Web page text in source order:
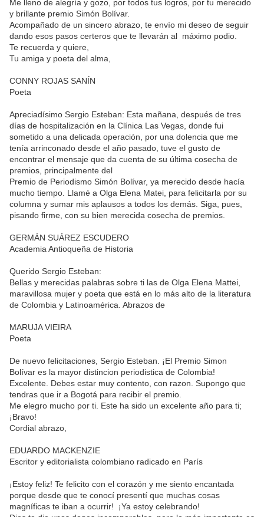
Me lleno de alegría y gozo, por todos tus logros, por tu merecido
y brillante premio Simón Bolívar.
Acompañado de un sincero abrazo, te envío mi deseo de seguir
dando esos pasos certeros que te llevarán al máximo podio.
Te recuerda y quiere,
Tu amiga y poeta del alma,
CONNY ROJAS SANÍN
Poeta
Apreciadísimo Sergio Esteban: Esta mañana, después de tres
días de hospitalización en la Clínica Las Vegas, donde fui
sometido a una delicada operación, por una dolencia que me
tenía arrinconado desde el año pasado, tuve el gusto de
encontrar el mensaje que da cuenta de su última cosecha de
premios, principalmente del
Premio de Periodismo Simón Bolívar, ya merecido desde hacía
mucho tiempo. Llamé a Olga Elena Matei, para felicitarla por su
columna y sumar mis aplausos a todos los demás. Siga, pues,
pisando firme, con su bien merecida cosecha de premios.
GERMÁN SUÁREZ ESCUDERO
Academia Antioqueña de Historia
Querido Sergio Esteban:
Bellas y merecidas palabras sobre ti las de Olga Elena Mattei,
maravillosa mujer y poeta que está en lo más alto de la literatura
de Colombia y Latinoamérica. Abrazos de
MARUJA VIEIRA
Poeta
De nuevo felicitaciones, Sergio Esteban. ¡El Premio Simon
Bolívar es la mayor distincion periodistica de Colombia!
Excelente. Debes estar muy contento, con razon. Supongo que
tendras que ir a Bogotá para recibir el premio.
Me elegro mucho por ti. Este ha sido un excelente año para ti;
¡Bravo!
Cordial abrazo,
EDUARDO MACKENZIE
Escritor y editorialista colombiano radicado en París
¡Estoy feliz! Te felicito con el corazón y me siento encantada
porque desde que te conocí presentí que muchas cosas
magníficas te iban a ocurrir! ¡Ya estoy celebrando!